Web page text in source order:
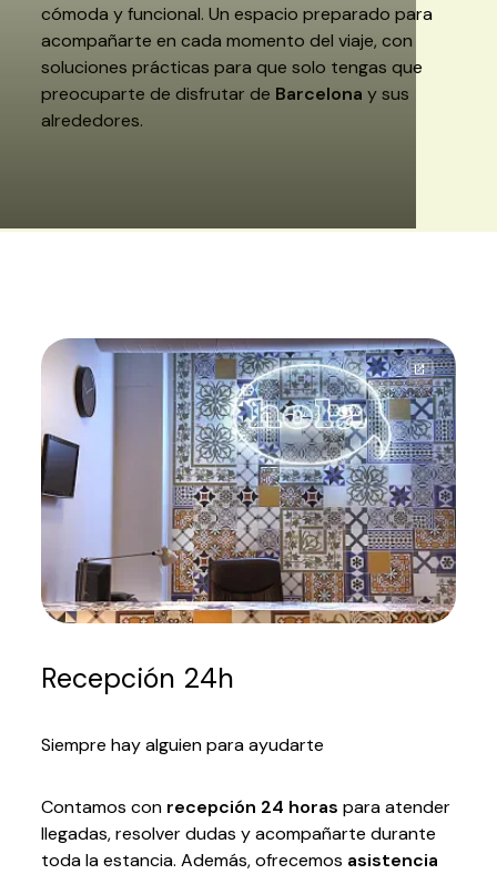
cómoda y funcional. Un espacio preparado para
acompañarte en cada momento del viaje, con
soluciones prácticas para que solo tengas que
preocuparte de disfrutar de Barcelona y sus
alrededores.
Recepción 24h
Siempre hay alguien para ayudarte
Contamos con recepción 24 horas para atender
llegadas, resolver dudas y acompañarte durante
toda la estancia. Además, ofrecemos asistencia